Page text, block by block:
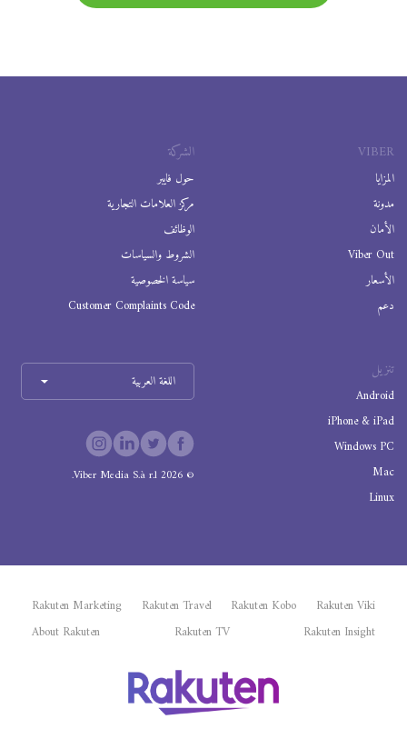
VIBER
المزايا
مدونة
الأمان
Viber Out
الأسعار
دعم
الشركة
حول فايبر
مركز العلامات التجارية
الوظائف
الشروط والسياسات
سياسة الخصوصية
Customer Complaints Code
تنزيل
Android
iPhone & iPad
Windows PC
Mac
Linux
اللغة العربية
©
2026
Viber Media S.à r.l.
Rakuten Viki
Rakuten Kobo
Rakuten Travel
Rakuten Marketing
Rakuten Insight
Rakuten TV
About Rakuten